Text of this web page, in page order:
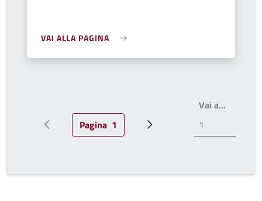
VAI ALLA PAGINA
Pagina precedentePagina attuale
Pagina 1 Prossima pagina
Vai a…